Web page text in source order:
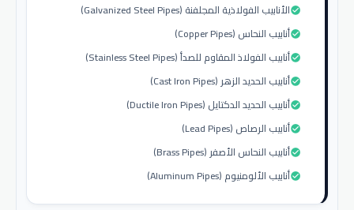
الأنابيب الفولاذية المجلفنة (Galvanized Steel Pipes)check_circle
أنابيب النحاس (Copper Pipes)check_circle
أنابيب الفولاذ المقاوم للصدأ (Stainless Steel Pipes)check_circle
أنابيب الحديد الزهر (Cast Iron Pipes)check_circle
أنابيب الحديد الدكتايل (Ductile Iron Pipes)check_circle
أنابيب الرصاص (Lead Pipes)check_circle
أنابيب النحاس الأصفر (Brass Pipes)check_circle
أنابيب الألومنيوم (Aluminum Pipes)check_circle